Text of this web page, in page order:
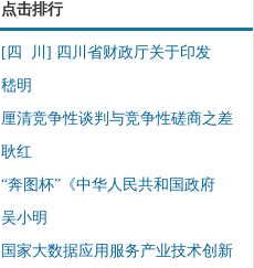
点击排行
[四 川] 四川省财政厅关于印发
嵇明
厘清竞争性谈判与竞争性磋商之差
耿红
“奔图杯”《中华人民共和国政府
吴小明
国家大数据应用服务产业技术创新